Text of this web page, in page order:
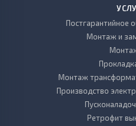
Постгарантийное
Монтаж и
Монтаж
Производство
Ретрофит